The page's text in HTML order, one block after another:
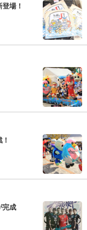
登場！
完成